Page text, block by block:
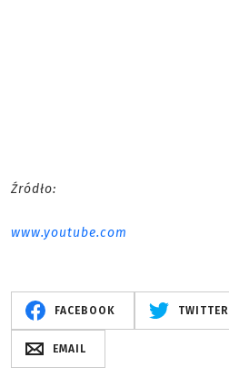
Źródło:
www.youtube.com
FACEBOOK TWITTER
EMAIL